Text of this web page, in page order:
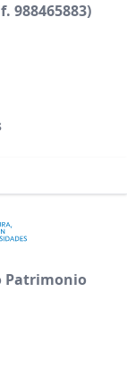
988465883)
Patrimonio